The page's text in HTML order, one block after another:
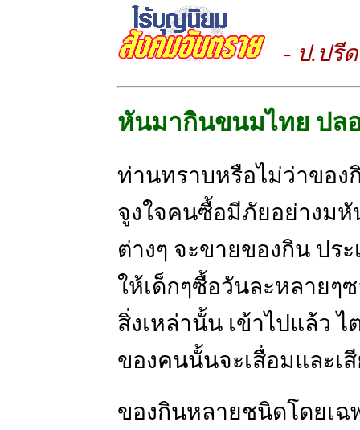
- ป.ปรี
หันมากินขนมไทย ปล
ท่านทราบหรือไม่ว่าขอ
จูงใจคนซื้อมีภัยอย่างมหั
ต่างๆ จะขายของกิน ปร
ให้เด็กๆซื้อวันละหลายๆ
สิ่งเหล่านั้น เข้าไปแล้ว
ของคนนั้นจะเสื่อมและเ
ของกินหลายชนิดโดยเฉ